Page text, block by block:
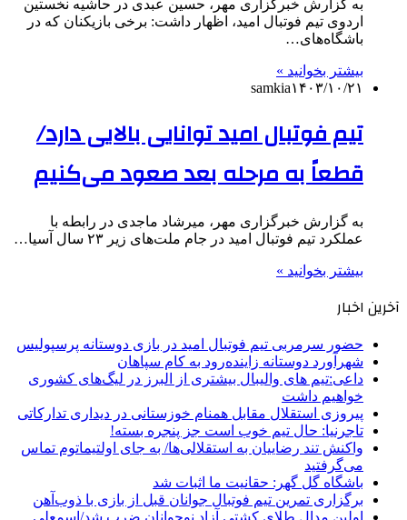
به گزارش خبرگزاری مهر، حسین عبدی در حاشیه نخستین
اردوی تیم فوتبال امید، اظهار داشت: برخی بازیکنان که در
باشگاه‌های…
بیشتر بخوانید »
samkia۱۴۰۳/۱۰/۲۱
تیم فوتبال امید توانایی بالایی دارد/
قطعاً به مرحله بعد صعود می‌کنیم
به گزارش خبرگزاری مهر، میرشاد ماجدی در رابطه با
عملکرد تیم فوتبال امید در جام ملت‌های زیر ۲۳ سال آسیا…
بیشتر بخوانید »
آخرین اخبار
حضور سرمربی تیم فوتبال امید در بازی دوستانه پرسپولیس
شهرآورد دوستانه زاینده‌رود به کام سپاهان
داعی:تیم های والیبال بیشتری از البرز در لیگ‌های کشوری
خواهیم داشت
پیروزی استقلال مقابل همنام خوزستانی در دیداری تدارکاتی
تاجرنیا: حال تیم خوب است جز پنجره بسته!
واکنش تند رضاییان به استقلالی‌ها/ به جای اولتیماتوم تماس
می‌گرفتید
باشگاه گل گهر: حقانیت ما اثبات شد
برگزاری تمرین تیم فوتبال جوانان قبل از بازی با ذوب‌آهن
اولین مدال طلای کشتی آزاد نوجوانان ضرب شد/اسمعلی